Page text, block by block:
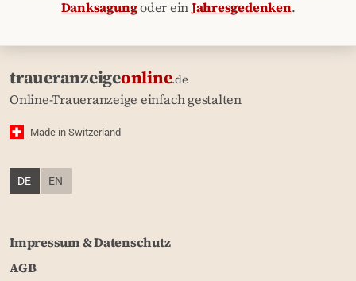
Danksagungoder einJahresgedenken.
traueranzeigeonline.de
Online-Traueranzeige einfach gestalten
Made in Switzerland
DE EN
Impressum & Datenschutz
AGB